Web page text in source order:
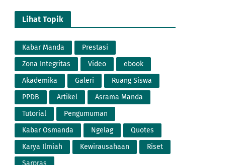
Lihat Topik
Kabar Manda
Prestasi
Zona Integritas
Video
ebook
Akademika
Galeri
Ruang Siswa
PPDB
Artikel
Asrama Manda
Tutorial
Pengumuman
Kabar Osmanda
Ngelag
Quotes
Karya Ilmiah
Kewirausahaan
Riset
Sarpras